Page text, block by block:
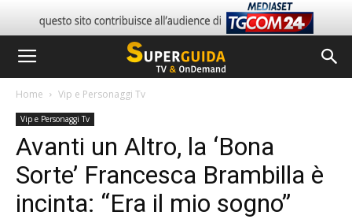
Home Vip e Personaggi Tv
Vip e Personaggi Tv
Avanti un Altro, la ‘Bona
Sorte’ Francesca Brambilla è
incinta: “Era il mio sogno”